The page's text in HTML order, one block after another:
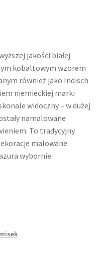
jakości białej
kobaltowym wzorem
również jako Indisch
niemieckiej marki
widoczny – w dużej
namalowane
To tradycyjny
malowane
wybornie